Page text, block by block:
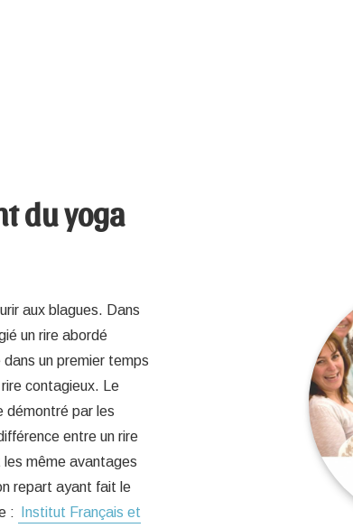
du yoga
aux blagues. Dans
un rire abordé
un premier temps
contagieux. Le
démontré par les
entre un rire
même avantages
repart ayant fait le
:
Institut Français et